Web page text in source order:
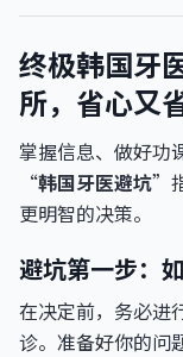
终极韩国牙
所，省心又
掌握信息、做好功
“韩国牙医避坑”
更明智的决策。
避坑第一步：
在决定前，务必进
诊。准备好你的问